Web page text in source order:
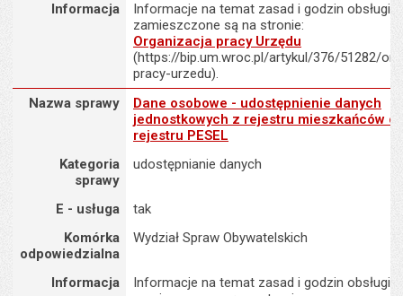
Informacja
Informacje na temat zasad i godzin obsługi
zamieszczone są na stronie:
Organizacja pracy Urzędu
(https://bip.um.wroc.pl/artykul/376/51282/
pracy-urzedu).
Nazwa sprawy : Dane osobowe - udostępnienie danych
Nazwa sprawy
Dane osobowe - udostępnienie danych
jednostkowych z rejestru mieszkańców
rejestru PESEL
Kategoria
sprawy
udostępnianie danych
E - usługa
tak
Komórka
odpowiedzialna
Wydział Spraw Obywatelskich
Informacja
Informacje na temat zasad i godzin obsługi